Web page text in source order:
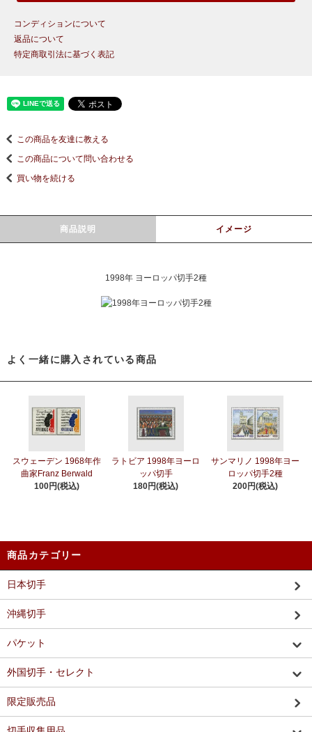
コンディションについて
返品について
特定商取引法に基づく表記
この商品を友達に教える
この商品について問い合わせる
買い物を続ける
商品説明 イメージ
1998年 ヨーロッパ切手2種
よく一緒に購入されている商品
スウェーデン 1968年作
曲家Franz Berwald
100円(税込)
ラトビア 1998年ヨーロ
ッパ切手
180円(税込)
サンマリノ 1998年ヨー
ロッパ切手2種
200円(税込)
商品カテゴリー
日本切手
沖縄切手
パケット
外国切手・セレクト
限定販売品